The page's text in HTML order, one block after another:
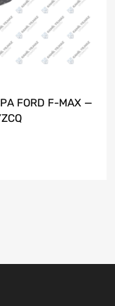
FORD F-MAX —